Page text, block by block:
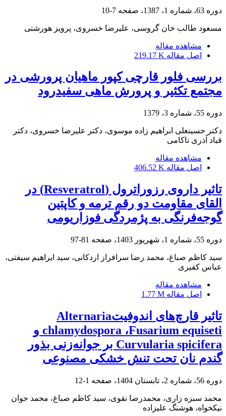
دوره 63، شماره 1، 1387، صفحه 7-10
مسعود طالب خان گروسی، علیرضا خسروی، پرویز هورشتی
مشاهده مقاله
اصل مقاله 219.17 K
بررسی فلور قارچی کپور ماهیان پرورشی در
مجتمع تکثیر و پرورش ماهی سفیدرود
دوره 55، شماره 3، 1379
دکتر حسینعلی ابراهیم زاده موسوی، دکتر علیرضا خسروی، دکتر
قباد آذری تاکامی
مشاهده مقاله
اصل مقاله 406.52 K
تاثیر داروی رزوراترول (Resveratrol) در
القای مقاومت دو رقم ترمه و کاپتین
گوجه‌فرنگی به پژمردگی فوزاریومی
دوره 55، شماره 1، شهریور 1403، صفحه 81-97
سید کاظم صباغ، محمد رضا سرافراز اردکانی، سید ایراهیم سیفتی،
عباس کفیری
مشاهده مقاله
اصل مقاله 1.77 M
تاثیر قارچ‌های اندوفیتAlternaria
chlamydospora ،Fusarium equiseti و
Curvularia spicifera بر جوانه‌زنی بذور
گندم نان تحت تنش خشکی مصنوعی
دوره 56، شماره 2، تابستان 1404، صفحه 1-12
محمد سبزه زاری، محمدرضا نقوی، سید کاظم صباغ، محمد جوان
نیکخواه، هوشنگ علیزاده